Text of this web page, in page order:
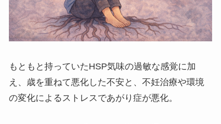
もともと持っていたHSP気味の過敏な感覚に加
え、歳を重ねて悪化した不安と、不妊治療や環境
の変化によるストレスであがり症が悪化。